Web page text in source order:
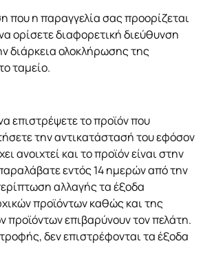
που η παραγγελία σας προορίζεται
ορίσετε διαφορετική διεύθυνση
διάρκεια ολοκλήρωσης της
ταμείο.
επιστρέψετε το προϊόν που
την αντικατάστασή του εφόσον
ανοιχτεί και το προϊόν είναι στην
εντός 14 ημερών από την
αλλαγής τα έξοδα
προϊόντων καθώς και της
προϊόντων επιβαρύνουν τον πελάτη.
δεν επιστρέφονται τα έξοδα